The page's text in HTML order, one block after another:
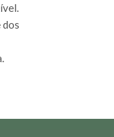
dos